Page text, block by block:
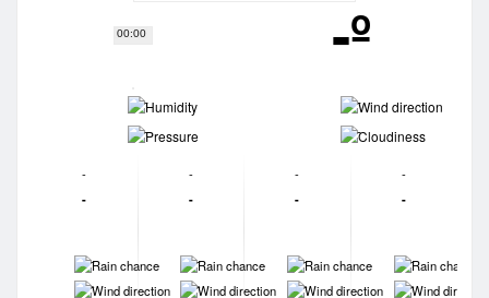
00:00 -º
-
-
-
-
-
-
-
-
-
-
-
-
-
-
-
-
-
-
-
-